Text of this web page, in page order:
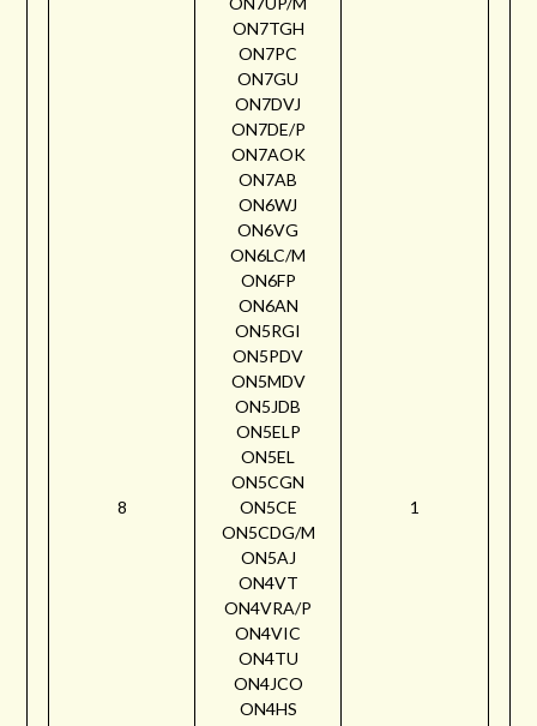
8
ON7TGH
ON7PC
ON7GU
ON7DVJ
ON7DE/P
ON7AOK
ON7AB
ON6WJ
ON6VG
ON6LC/M
ON6FP
ON6AN
ON5RGI
ON5PDV
ON5MDV
ON5JDB
ON5ELP
ON5EL
ON5CGN
ON5CE
ON5CDG/M
ON5AJ
ON4VT
ON4VRA/P
ON4VIC
ON4TU
ON4JCO
ON4HS
1